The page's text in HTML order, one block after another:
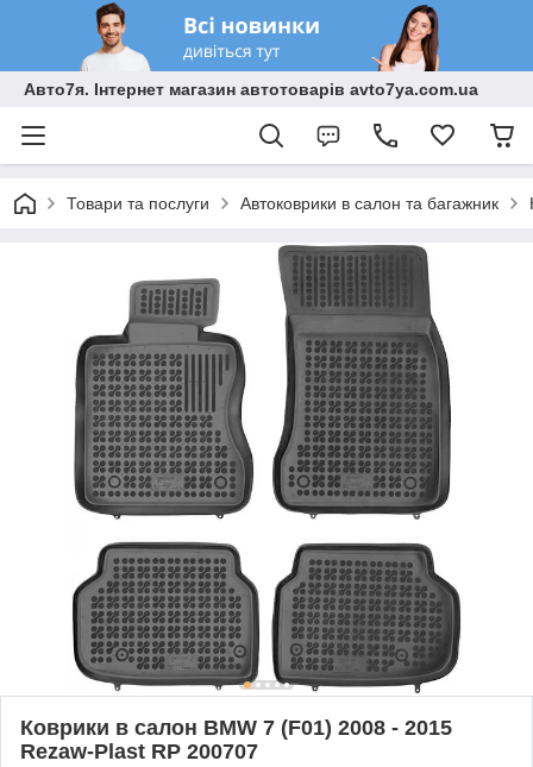
Авто7я. Інтернет магазин автотоварів avto7ya.com.ua
Товари та послуги Автоковрики в салон та багажник
Коврики в салон BMW 7 (F01) 2008 - 2015
Rezaw-Plast RP 200707